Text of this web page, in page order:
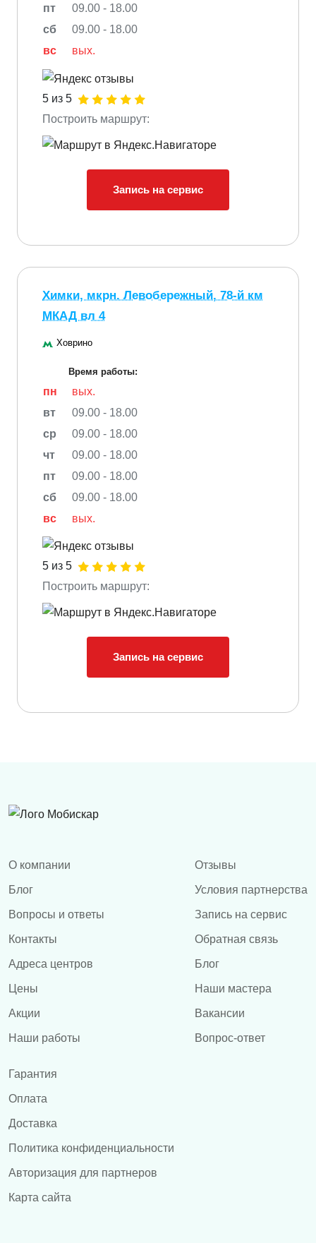
пт
09.00 - 18.00
сб
09.00 - 18.00
вс
вых.
5 из 5
Построить маршрут:
Запись на сервис
Химки, мкрн. Левобережный, 78-й км
МКАД вл 4
Ховрино
Время работы:
пн
вых.
вт
09.00 - 18.00
ср
09.00 - 18.00
чт
09.00 - 18.00
пт
09.00 - 18.00
сб
09.00 - 18.00
вс
вых.
5 из 5
Построить маршрут:
Запись на сервис
О компании
Блог
Вопросы и ответы
Контакты
Адреса центров
Цены
Акции
Наши работы
Отзывы
Условия партнерства
Запись на сервис
Обратная связь
Блог
Наши мастера
Вакансии
Вопрос-ответ
Гарантия
Оплата
Доставка
Политика конфиденциальности
Авторизация для партнеров
Карта сайта